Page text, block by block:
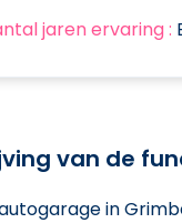
jaren ervaring :
van de
in